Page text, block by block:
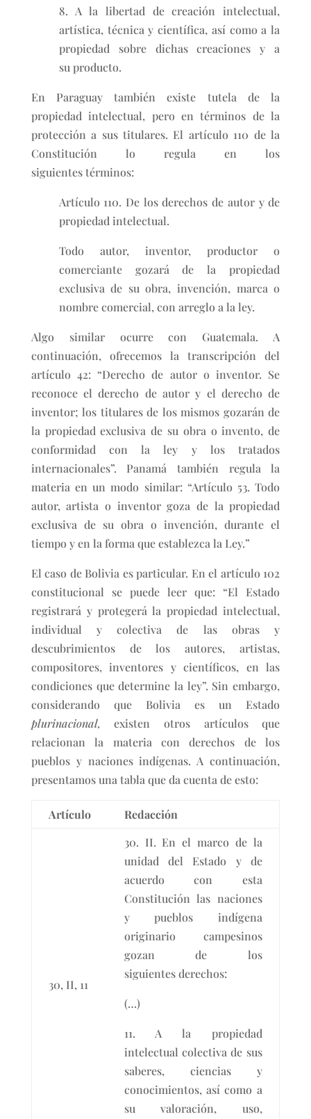
8. A la libertad de creación intelectual,
artística, técnica y científica, así como a la
propiedad sobre dichas creaciones y a
su producto.
En Paraguay también existe tutela de la
propiedad intelectual, pero en términos de la
protección a sus titulares. El artículo 110 de la
Constitución lo regula en los
siguientes términos:
Artículo 110. De los derechos de autor y de
propiedad intelectual.
Todo autor, inventor, productor o
comerciante gozará de la propiedad
exclusiva de su obra, invención, marca o
nombre comercial, con arreglo a la ley.
Algo similar ocurre con Guatemala. A
continuación, ofrecemos la transcripción del
artículo 42: “Derecho de autor o inventor. Se
reconoce el derecho de autor y el derecho de
inventor; los titulares de los mismos gozarán de
la propiedad exclusiva de su obra o invento, de
conformidad con la ley y los tratados
internacionales”. Panamá también regula la
materia en un modo similar: “Artículo 53. Todo
autor, artista o inventor goza de la propiedad
exclusiva de su obra o invención, durante el
tiempo y en la forma que establezca la Ley.”
El caso de Bolivia es particular. En el artículo 102
constitucional se puede leer que: “El Estado
registrará y protegerá la propiedad intelectual,
individual y colectiva de las obras y
descubrimientos de los autores, artistas,
compositores, inventores y científicos, en las
condiciones que determine la ley”. Sin embargo,
considerando que Bolivia es un Estado
plurinacional, existen otros artículos que
relacionan la materia con derechos de los
pueblos y naciones indígenas. A continuación,
presentamos una tabla que da cuenta de esto:
Artículo Redacción
30, II, 11
30. II. En el marco de la
unidad del Estado y de
acuerdo con esta
Constitución las naciones
y pueblos indígena
originario campesinos
gozan de los
siguientes derechos:
(…)
11. A la propiedad
intelectual colectiva de sus
saberes, ciencias y
conocimientos, así como a
su valoración, uso,